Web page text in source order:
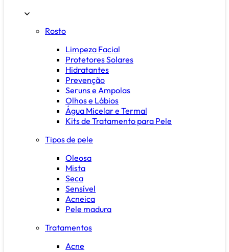
Rosto
Limpeza Facial
Protetores Solares
Hidratantes
Prevenção
Seruns e Ampolas
Olhos e Lábios
Água Micelar e Termal
Kits de Tratamento para Pele
Tipos de pele
Oleosa
Mista
Seca
Sensível
Acneica
Pele madura
Tratamentos
Acne